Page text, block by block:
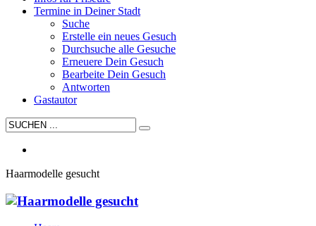
Termine in Deiner Stadt
Suche
Erstelle ein neues Gesuch
Durchsuche alle Gesuche
Erneuere Dein Gesuch
Bearbeite Dein Gesuch
Antworten
Gastautor
Haarmodelle gesucht